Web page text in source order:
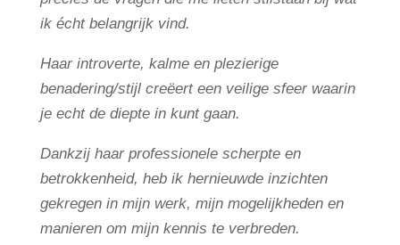
ik écht belangrijk vind.
Haar introverte, kalme en plezierige
benadering/stijl creëert een veilige sfeer waarin
je echt de diepte in kunt gaan.
Dankzij haar professionele scherpte en
betrokkenheid, heb ik hernieuwde inzichten
gekregen in mijn werk, mijn mogelijkheden en
manieren om mijn kennis te verbreden.